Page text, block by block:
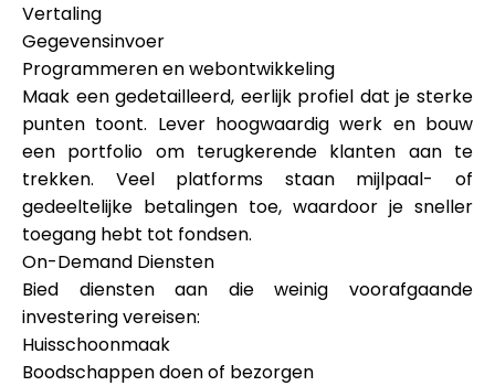
Vertaling
Gegevensinvoer
Programmeren en webontwikkeling
Maak een gedetailleerd, eerlijk profiel dat je sterke
punten toont. Lever hoogwaardig werk en bouw
een portfolio om terugkerende klanten aan te
trekken. Veel platforms staan mijlpaal- of
gedeeltelijke betalingen toe, waardoor je sneller
toegang hebt tot fondsen.
On-Demand Diensten
Bied diensten aan die weinig voorafgaande
investering vereisen:
Huisschoonmaak
Boodschappen doen of bezorgen